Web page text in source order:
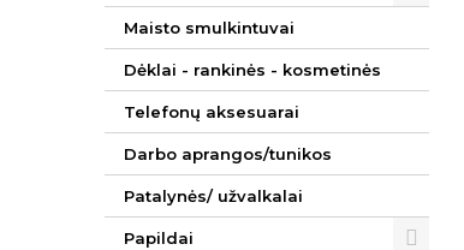
Maisto smulkintuvai
Dėklai - rankinės - kosmetinės
Telefonų aksesuarai
Darbo aprangos/tunikos
Patalynės/ užvalkalai
Papildai